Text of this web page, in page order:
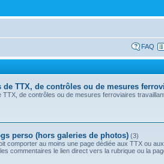
FAQ
de TTX, de contrôles ou de mesures
TTX, de contrôles ou de mesures ferroviaires
perso (hors galeries de photos) (3)
comporter au moins une page dédiée aux TTX ou
commentaires le lien direct vers la rubrique ou la